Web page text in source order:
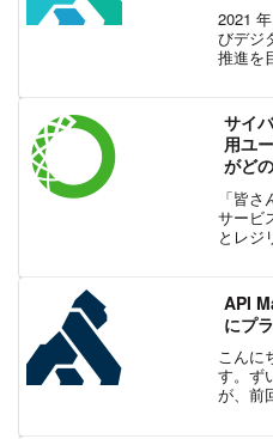
2021
びデジ
推進を
ォー
タ...
サイ
用ユ
がど
「皆
サービ
とレジ
がそ
す。
API
にプ
こんに
す。ず
が、前